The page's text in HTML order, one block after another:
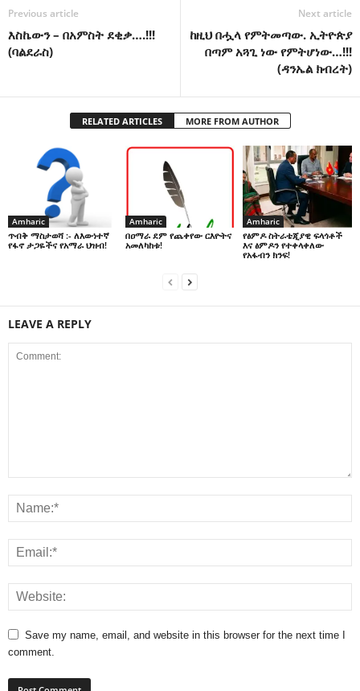
Previous article
እስኬውን – በአምስት ደቂቃ….!!!
(ባልደራስ)
Next article
ከዚህ በሗላ የምትመጣው. ኢትዮጵያ
በጣም አጓጊ ነው የምትሆነው…!!!
(ዳንኤል ክብረት)
RELATED ARTICLES MORE FROM AUTHOR
Amharic
ጥብቅ ማስታወሻ :- ለእውነተኛ
የፋኖ ታጋዬችና የአማራ ህዝብ!
Amharic
በዐማራ ደም የጨቀየው ርእዮትና
አመለካከቱ!
Amharic
የፅምዶ ስትራቴጂያዊ ፍላጎቶች
እና ፅምዶን የተቀላቀለው
የአፋብን ክንፍ!
LEAVE A REPLY
Save my name, email, and website in this browser for the next time I
comment.